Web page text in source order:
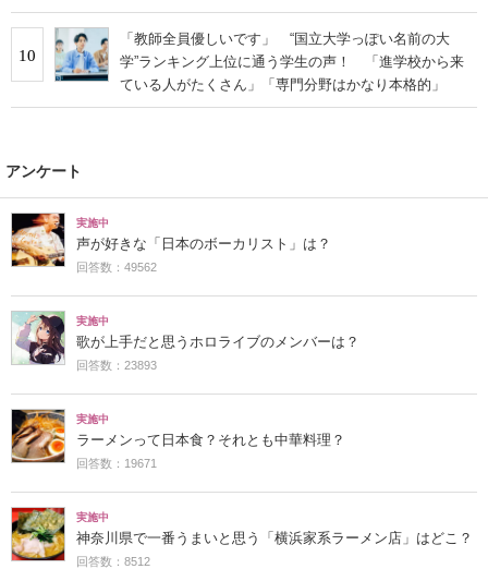
10
「教師全員優しいです」 “国立大学っぽい名前の大
学”ランキング上位に通う学生の声！ 「進学校から来
ている人がたくさん」「専門分野はかなり本格的」
アンケート
実施中
声が好きな「日本のボーカリスト」は？
回答数：49562
実施中
歌が上手だと思うホロライブのメンバーは？
回答数：23893
実施中
ラーメンって日本食？それとも中華料理？
回答数：19671
実施中
神奈川県で一番うまいと思う「横浜家系ラーメン店」はどこ？
回答数：8512